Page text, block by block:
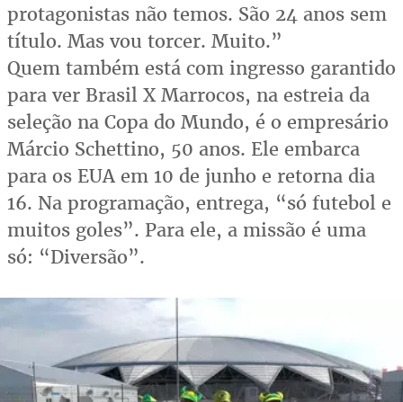
protagonistas não temos. São 24 anos sem
título. Mas vou torcer. Muito.”
Quem também está com ingresso garantido
para ver Brasil X Marrocos, na estreia da
seleção na Copa do Mundo, é o empresário
Márcio Schettino, 50 anos. Ele embarca
para os EUA em 10 de junho e retorna dia
16. Na programação, entrega, “só futebol e
muitos goles”. Para ele, a missão é uma
só: “Diversão”.